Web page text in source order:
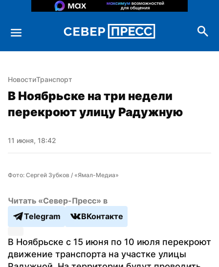
НовостиТранспорт
В Ноябрьске на три недели
перекроют улицу Радужную
11 июня, 18:42
Фото: Сергей Зубков / «Ямал-Медиа»
Читать «Север-Пресс» в
Telegram
ВКонтакте
В Ноябрьске с 15 июня по 10 июля перекроют
движение транспорта на участке улицы